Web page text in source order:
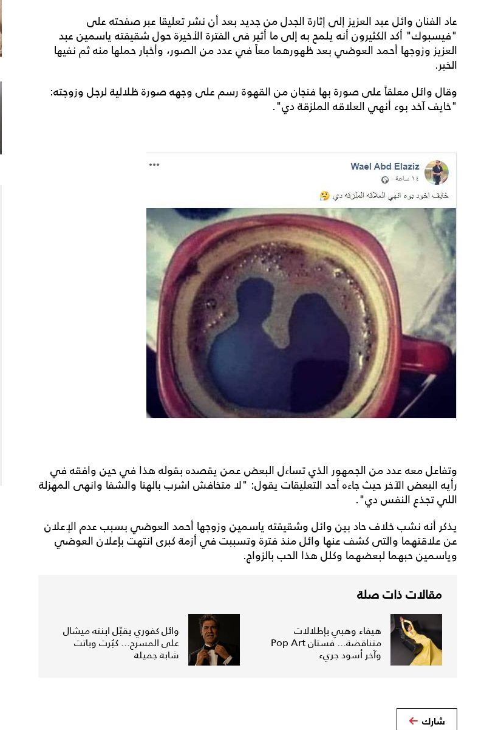
عاد الفنان وائل عبد العزيز إلى إثارة الجدل من جديد بعد أن نشر تعليقا عبر صفحته على
"فيسبوك" أكد الكثيرون أنه يلمح به إلى ما أثير فى الفترة الأخيرة حول شقيقته ياسمين عبد
العزيز وزوجها أحمد العوضي بعد ظهورهما معاً في عدد من الصور، وأخبار حملها منه ثم نفيها
الخبر.
وقال وائل معلقاً على صورة بها فنجان من القهوة رسم على وجهه صورة ظلالية لرجل وزوجته:
"خايف آخد بوء أنهي العلاقه الملزقة دي".
وتفاعل معه عدد من الجمهور الذي تساءل البعض عمن يقصده بقوله هذا في حين وافقه في
رأيه البعض الآخر حيث جاءه أحد التعليقات يقول: "لا متخافش اشرب بالهنا والشفا وانهى المهزلة
اللي تجذع النفس دي".
يذكر أنه نشب خلاف حاد بين وائل وشقيقته ياسمين وزوجها أحمد العوضي بسبب عدم الإعلان
عن علاقتهما والتى كشف عنها وائل منذ فترة وتسببت في أزمة كبرى انتهت بإعلان العوضي
وياسمين حبهما لبعضهما وكلل هذا الحب بالزواج.
مقالات ذات صلة
هيفاء وهبي بإطلالات
متناقضة... فستان Pop Art
وآخر أسود جريء
وائل كفوري يقبّل ابنته ميشال
على المسرح... كبُرت وباتت
شابة جميلة
شارك